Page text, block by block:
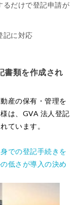
るだけで登記申請が
記に対応
書類を作成され
産の保有・管理を
は、GVA 法人登記
ています。
での登記手続きを
低さが導入の決め